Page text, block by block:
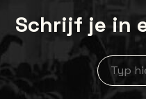
Schrijf je in